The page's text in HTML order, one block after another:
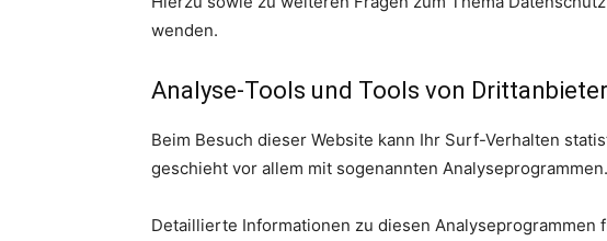
wenden.
Analyse-Tools und Tools von
Beim Besuch dieser Website kann Ihr Surf-Verhalten
geschieht vor allem mit sogenannten Analyseprogrammen.
Detaillierte Informationen zu diesen Analyseprogrammen